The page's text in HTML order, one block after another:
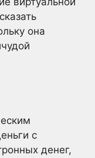
она
с
денег,